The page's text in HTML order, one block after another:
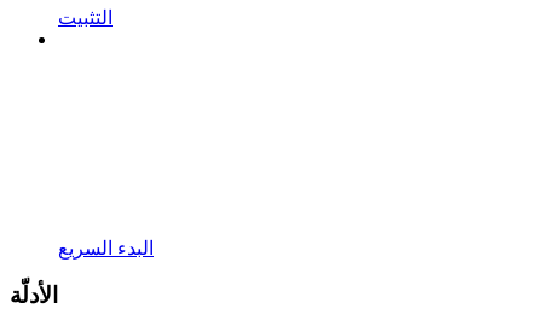
التثبيت
البدء السريع
الأدلّة